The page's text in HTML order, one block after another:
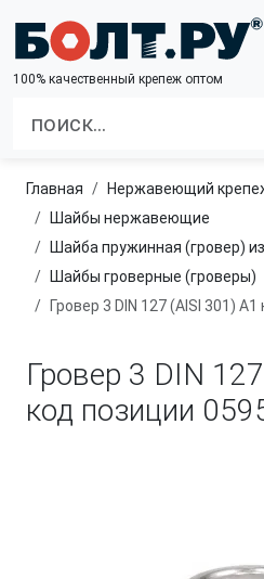
100% качественный крепеж оптом
Главная нержавеющий
Шайбы нержавеющие
Шайба пружинная (гровер) из нержавеющей стали A1,
Шайбы гроверные (гроверы)
Гровер 3 DIN 127 (AISI 301)
Гровер 3 DIN
код позиции